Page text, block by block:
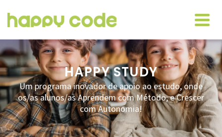
HAPPY STUDY
Um programa inovador de apoio ao estudo, onde
os/as alunos/as Aprendem com Método, e Crescer
com Autonomia!